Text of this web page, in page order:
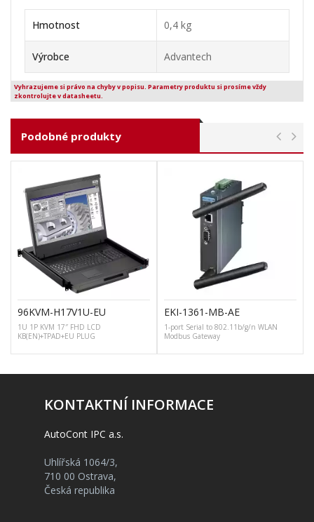
Hmotnost 0,4 kg
Výrobce Advantech
Vyhrazujeme si právo na chyby v popisu. Parametry produktu si prosíme vždy
zkontrolujte v datasheetu.
Podobné produkty
96KVM-H17V1U-EU
1U 1P KVM 17″ FHD LCD
KB(EN)+TPAD+EU PLUG
EKI-1361-MB-AE
1-port Serial to 802.11b/g/n WLAN
Modbus Gateway
KONTAKTNÍ INFORMACE
AutoCont IPC a.s.
Uhlířská 1064/3,
710 00 Ostrava,
Česká republika